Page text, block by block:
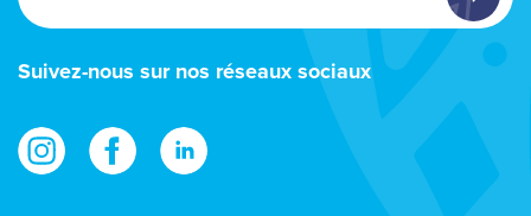
adresse
e-
Suivez-nous sur nos réseaux sociaux